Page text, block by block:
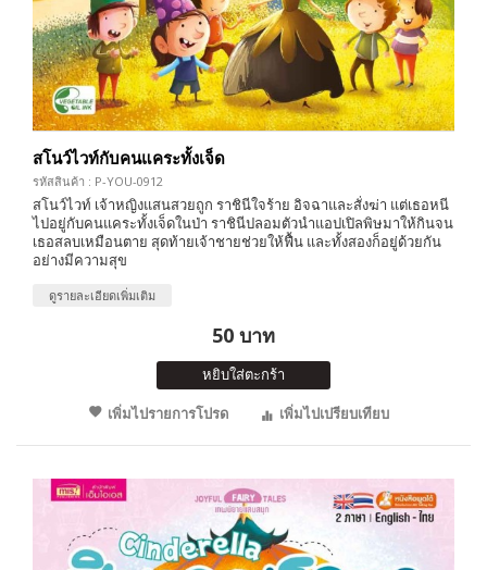
สโนว์ไวท์กับคนแคระทั้งเจ็ด
รหัสสินค้า : P-YOU-0912
สโนว์ไวท์ เจ้าหญิงแสนสวยถูก ราชินีใจร้าย อิจฉาและสั่งฆ่า แต่เธอหนี
ไปอยู่กับคนแคระทั้งเจ็ดในป่า ราชินีปลอมตัวนำแอปเปิลพิษมาให้กินจน
เธอสลบเหมือนตาย สุดท้ายเจ้าชายช่วยให้ฟื้น และทั้งสองก็อยู่ด้วยกัน
อย่างมีความสุข
ดูรายละเอียดเพิ่มเติม
50 บาท
หยิบใส่ตะกร้า
เพิ่มไปรายการโปรด
เพิ่มไปเปรียบเทียบ